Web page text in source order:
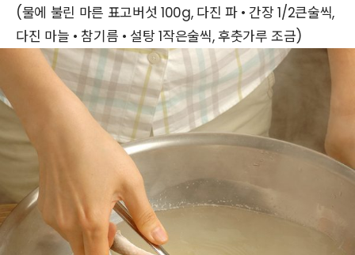
(물에 불린 마른 표고버섯 100g, 다진 파 • 간장 1/2큰술씩,
다진 마늘 • 참기름 • 설탕 1작은술씩, 후춧가루 조금)